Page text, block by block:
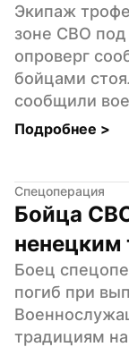
Экипаж
зоне СВО
опроверг
бойцами
сообщили
Подробнее >
Спецоперация
Бойца
ненецким
Боец
погиб при
традициям